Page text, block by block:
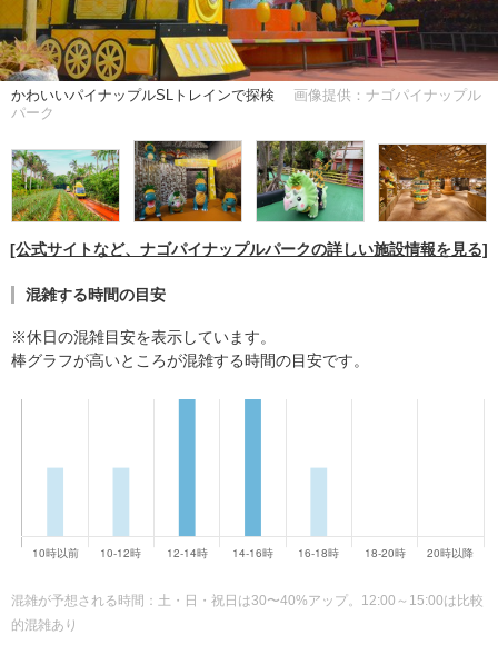
かわいいパイナップルSLトレインで探検
画像提供：ナゴパイナップル
パーク
[公式サイトなど、ナゴパイナップルパークの詳しい施設情報を見る]
混雑する時間の目安
※休日の混雑目安を表示しています。
棒グラフが高いところが混雑する時間の目安です。
混雑が予想される時間：土・日・祝日は30〜40%アップ。12:00～15:00は比較
的混雑あり